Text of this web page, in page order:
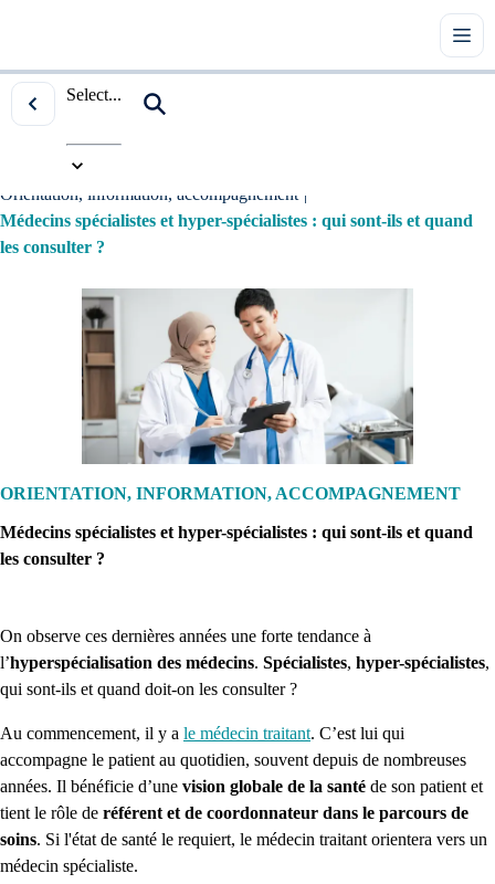
Select...
Accueil
Orientation, information, accompagnement |
Médecins spécialistes et hyper-spécialistes : qui sont-ils et quand
les consulter ?
ORIENTATION, INFORMATION, ACCOMPAGNEMENT
Médecins spécialistes et hyper-spécialistes : qui sont-ils et quand
les consulter ?
On observe ces dernières années une forte tendance à
l’hyperspécialisation des médecins. Spécialistes, hyper-spécialistes,
qui sont-ils et quand doit-on les consulter ?
Au commencement, il y a le médecin traitant. C’est lui qui
accompagne le patient au quotidien, souvent depuis de nombreuses
années. Il bénéficie d’une vision globale de la santé de son patient et
tient le rôle de référent et de coordonnateur dans le parcours de
soins. Si l'état de santé le requiert, le médecin traitant orientera vers un
médecin spécialiste.